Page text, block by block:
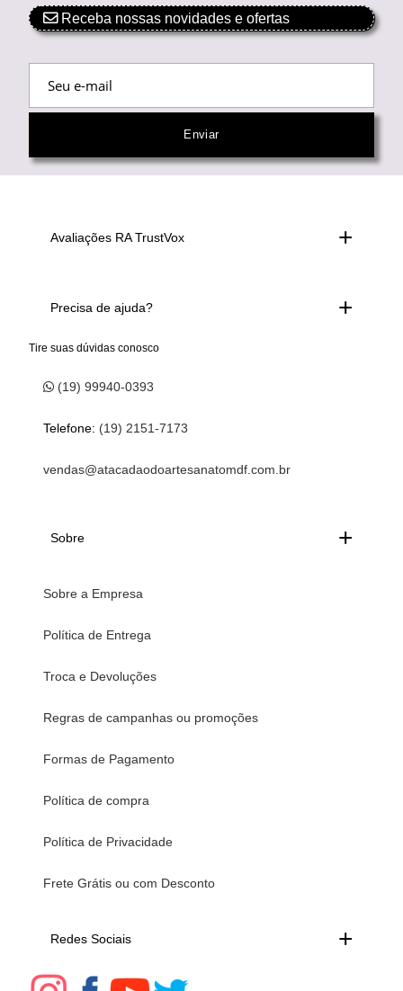
Receba nossas novidades e ofertas
Avaliações RA TrustVox
Precisa de ajuda?
Tire suas dúvidas conosco
(19) 99940-0393
Telefone: (19) 2151-7173
vendas@atacadaodoartesanatomdf.com.br
Sobre
Sobre a Empresa
Política de Entrega
Troca e Devoluções
Regras de campanhas ou promoções
Formas de Pagamento
Política de compra
Política de Privacidade
Frete Grátis ou com Desconto
Redes Sociais